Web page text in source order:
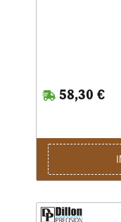
58,30 €